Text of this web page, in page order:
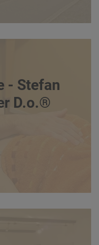
- Stefan
D.o.®